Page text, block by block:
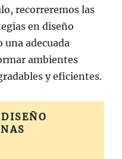
recorreremos las
en diseño
adecuada
ambientes
y eficientes.